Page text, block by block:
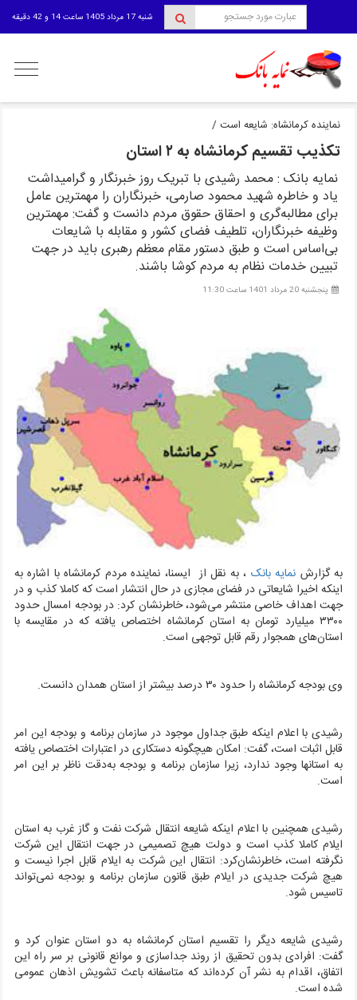
شنبه 17 مرداد 1405 ساعت 14 و 42 دقیقه
منوی
نماینده کرمانشاه: شایعه است /
تکذیب تقسیم کرمانشاه به ۲ استان
نمایه بانک : محمد رشیدی با تبریک روز خبرنگار و گرامیداشت
یاد و خاطره شهید محمود صارمی، خبرنگاران را مهمترین عامل
برای مطالبه‌گری و احقاق حقوق مردم دانست و گفت: مهمترین
وظیفه خبرنگاران، تلطیف فضای کشور و مقابله با شایعات
بی‌اساس است و طبق دستور مقام معظم رهبری باید در جهت
تبیین خدمات نظام به مردم کوشا باشند.
پنجشنبه 20 مرداد 1401 ساعت 11:30
به گزارشنمایه بانک، به نقل از ایسنا،نماینده مردم کرمانشاه با اشاره به
اینکه اخیرا شایعاتی در فضای مجازی در حال انتشار است که کاملا کذب و در
جهت اهداف خاصی منتشر می‌شود، خاطرنشان کرد: در بودجه امسال حدود
۳۳۰۰ میلیارد تومان به استان کرمانشاه اختصاص یافته که در مقایسه با
استان‌های همجوار رقم قابل توجهی است.
وی بودجه کرمانشاه را حدود ۳۰ درصد بیشتر از استان همدان دانست.
رشیدی با اعلام اینکه طبق جداول موجود در سازمان برنامه و بودجه این امر
قابل اثبات است، گفت: امکان هیچگونه دستکاری در اعتبارات اختصاص یافته
به استانها وجود ندارد، زیرا سازمان برنامه و بودجه به‌دقت ناظر بر این امر
است.
رشیدی همچنین با اعلام اینکه شایعه انتقال شرکت نفت و گاز غرب به استان
ایلام کاملا کذب است و دولت هیچ تصمیمی در جهت انتقال این شرکت
نگرفته است، خاطرنشان‌کرد: انتقال این شرکت به ایلام قابل اجرا نیست و
هیچ شرکت جدیدی در ایلام طبق قانون سازمان برنامه و بودجه نمی‌تواند
تاسیس شود.
رشیدی شایعه دیگر را تقسیم استان کرمانشاه به دو استان عنوان کرد و
گفت: افرادی بدون تحقیق از روند جداسازی و موانع قانونی بر سر راه این
اتفاق، اقدام به نشر آن کرده‌اند که متاسفانه باعث تشویش اذهان عمومی
شده است.